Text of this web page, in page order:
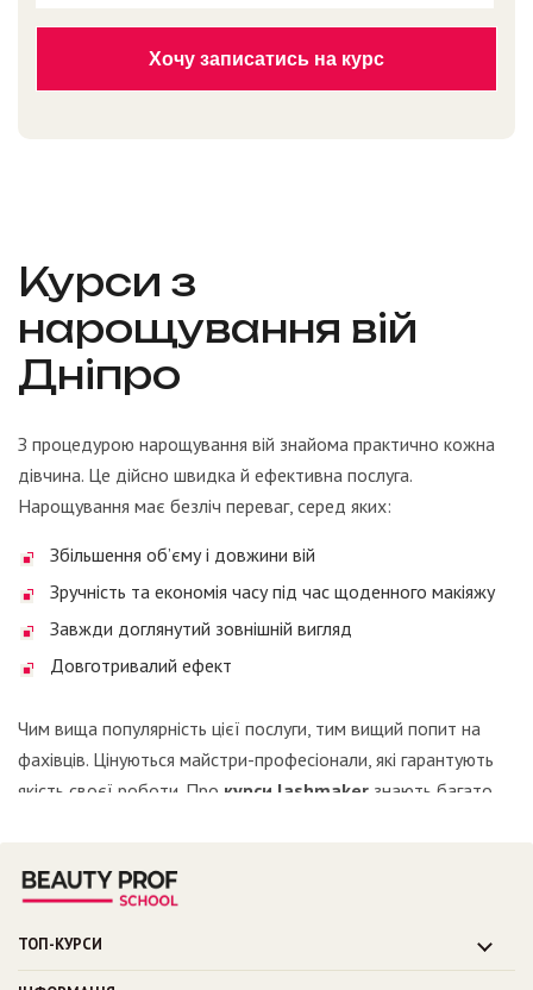
Курси з
нарощування вій
Дніпро
З процедурою нарощування вій знайома практично кожна
дівчина. Це дійсно швидка й ефективна послуга.
Нарощування має безліч переваг, серед яких:
Збільшення об’єму і довжини вій
Зручність та економія часу під час щоденного макіяжу
Завжди доглянутий зовнішній вигляд
Довготривалий ефект
Чим вища популярність цієї послуги, тим вищий попит на
фахівців. Цінуються майстри-професіонали, які гарантують
якість своєї роботи. Про курси lashmaker знають багато
Як відомо, хороший майстер повинен володіти певними
якостями і навичками. Спеціаліст зобов’язаний мати глибокі
знання про різні методи, техніки та матеріали, що
ТОП-КУРСИ
Курс “Комбінований манікюр”